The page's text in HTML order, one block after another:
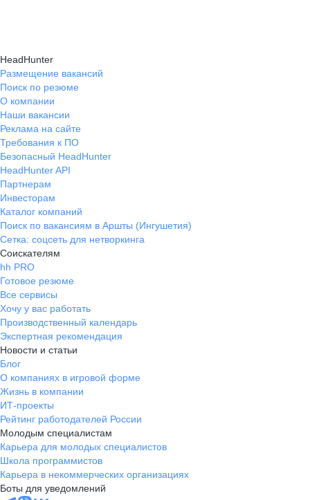
HeadHunter
Размещение вакансий
Поиск по резюме
О компании
Наши вакансии
Реклама на сайте
Требования к ПО
Безопасный HeadHunter
HeadHunter API
Партнерам
Инвесторам
Каталог компаний
Поиск по вакансиям в Аршты (Ингушетия)
Сетка: соцсеть для нетворкинга
Соискателям
hh PRO
Готовое резюме
Все сервисы
Хочу у вас работать
Производственный календарь
Экспертная рекомендация
Новости и статьи
Блог
О компаниях в игровой форме
Жизнь в компании
ИТ-проекты
Рейтинг работодателей России
Молодым специалистам
Карьера для молодых специалистов
Школа программистов
Карьера в некоммерческих организациях
Боты для уведомлений